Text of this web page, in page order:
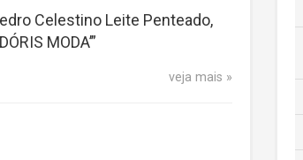
Celestino Leite Penteado,
MODA’”
veja mais